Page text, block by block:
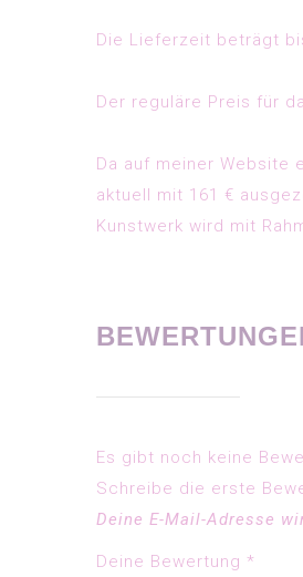
Die Lieferzeit beträgt
Der reguläre Preis für
Da auf meiner Website
aktuell mit 161 €
Kunstwerk wird mit
Es gibt noch keine
Schreibe die erste
Deine E-Mail-Adresse
Deine Bewertung *